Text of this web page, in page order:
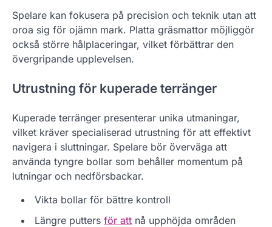
Spelare kan fokusera på precision och teknik utan att
oroa sig för ojämn mark. Platta gräsmattor möjliggör
också större hålplaceringar, vilket förbättrar den
övergripande upplevelsen.
Utrustning för kuperade terränger
Kuperade terränger presenterar unika utmaningar,
vilket kräver specialiserad utrustning för att effektivt
navigera i sluttningar. Spelare bör överväga att
använda tyngre bollar som behåller momentum på
lutningar och nedförsbackar.
Vikta bollar för bättre kontroll
Längre putters för att nå upphöjda områden